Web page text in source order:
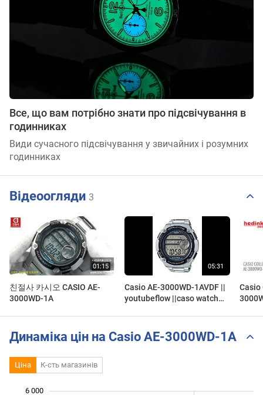
Все, що вам потрібно знати про підсвічування в
годинниках
Види сучасного підсвічування у звичайних і розумних
годинниках
Відеоогляди 3
친절사 카시오 CASIO AE-
3000WD-1A
Casio AE-3000WD-1AVDF ||
youtubeflow ||caso watch
Casio
Динаміка цін на Casio AE-3000WD-1A
Ціна К-сть магазинів
6 000